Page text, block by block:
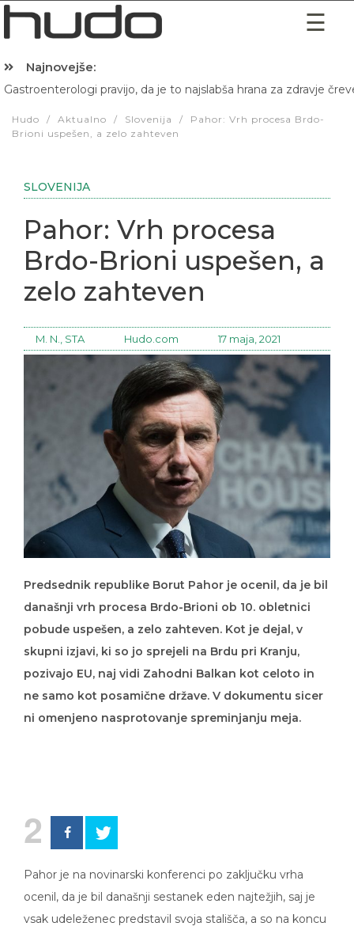
Najnovejše:
Gastroenterologi pravijo, da je to najslabša hrana za zdravje
Hudo / Aktualno / Slovenija /
Pahor: Vrh procesa Brdo-
Brioni uspešen, a zelo zahteven
SLOVENIJA
Pahor: Vrh procesa
Brdo-Brioni uspešen, a
zelo zahteven
M. N., STA Hudo.com 17 maja, 2021
Predsednik republike Borut Pahor je ocenil, da je bil
današnji vrh procesa Brdo-Brioni ob 10. obletnici
pobude uspešen, a zelo zahteven. Kot je dejal, v
skupni izjavi, ki so jo sprejeli na Brdu pri Kranju,
pozivajo EU, naj vidi Zahodni Balkan kot celoto in
ne samo kot posamične države. V dokumentu sicer
ni omenjeno nasprotovanje spreminjanju meja.
2
Pahor je na novinarski konferenci po zaključku vrha
ocenil, da je bil današnji sestanek eden najtežjih, saj je
vsak udeleženec predstavil svoja stališča, a so na koncu